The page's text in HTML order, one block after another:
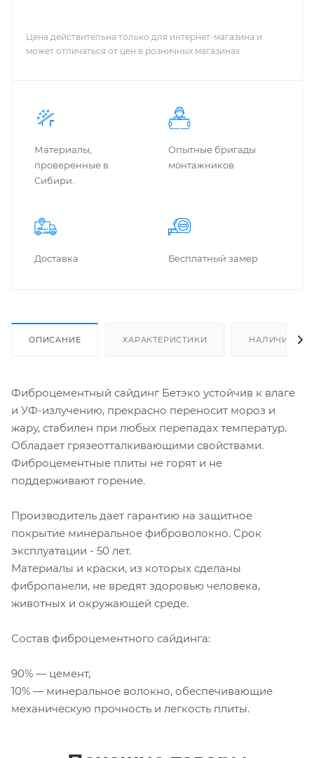
Цена действительна только для интернет-магазина и
может отличаться от цен в розничных магазинах
Материалы,
проверенные в
Сибири.
Опытные бригады
монтажников
Доставка Бес­плат­ный замер
ОПИСАНИЕ ХАРАКТЕРИСТИКИ НАЛИЧИЕ
Фиброцементный сайдинг Бетэко устойчив к влаге
и УФ-излучению, прекрасно переносит мороз и
жару, стабилен при любых перепадах температур.
Обладает грязеотталкивающими свойствами.
Фиброцементные плиты не горят и не
поддерживают горение.
Производитель дает гарантию на защитное
покрытие минеральное фиброволокно. Срок
эксплуатации - 50 лет.
Материалы и краски, из которых сделаны
фибропанели, не вредят здоровью человека,
животных и окружающей среде.
Состав фиброцементного сайдинга:
90% — цемент,
10% — минеральное волокно, обеспечивающие
механическую прочность и легкость плиты.